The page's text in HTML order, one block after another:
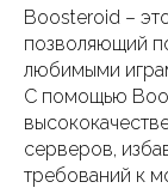
Boosteroid –
позволяющий
любимыми
С помощью
серверов,
требований к